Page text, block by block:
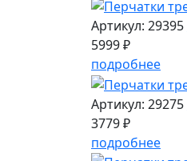
Артикул: 29395
5999 ₽
подробнее
Артикул: 29275
3779 ₽
подробнее